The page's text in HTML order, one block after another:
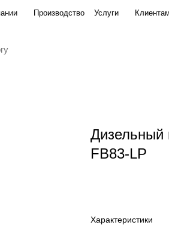
Производство Услуги Клиентам
Дизельный
FB83-LP
Характеристики